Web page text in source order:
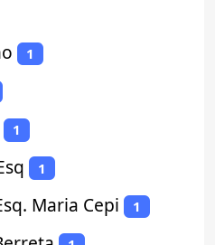
1
1
1
Maria Cepi 1